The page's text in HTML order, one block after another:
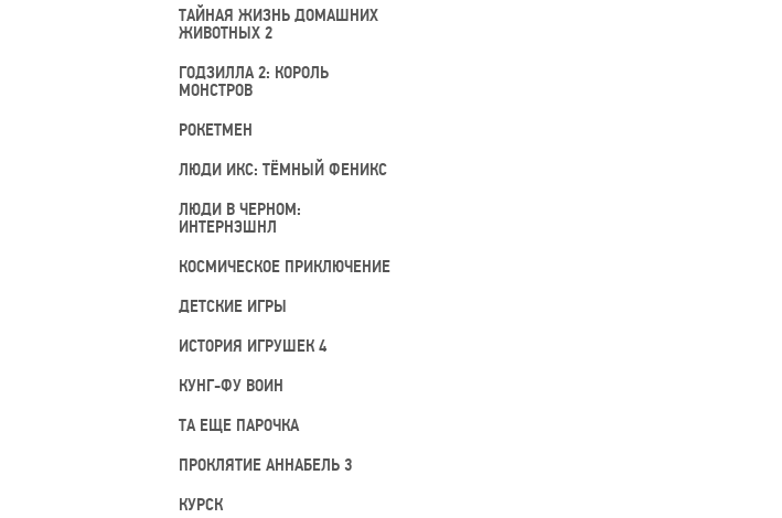
ТАЙНАЯ ЖИЗНЬ ДОМАШНИХ
ЖИВОТНЫХ 2
ГОДЗИЛЛА 2: КОРОЛЬ
МОНСТРОВ
РОКЕТМЕН
ЛЮДИ ИКС: ТЁМНЫЙ ФЕНИКС
ЛЮДИ В ЧЕРНОМ:
ИНТЕРНЭШНЛ
КОСМИЧЕСКОЕ ПРИКЛЮЧЕНИЕ
ДЕТСКИЕ ИГРЫ
ИСТОРИЯ ИГРУШЕК 4
КУНГ-ФУ ВОИН
ТА ЕЩЕ ПАРОЧКА
ПРОКЛЯТИЕ АННАБЕЛЬ 3
КУРСК